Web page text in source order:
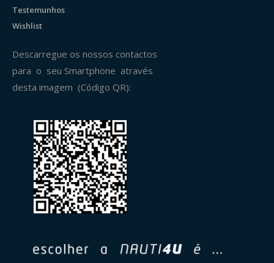
Testemunhos
Wishlist
Descarregue os nossos contactos
para o seu Smartphone através
desta imagem (Código QR):